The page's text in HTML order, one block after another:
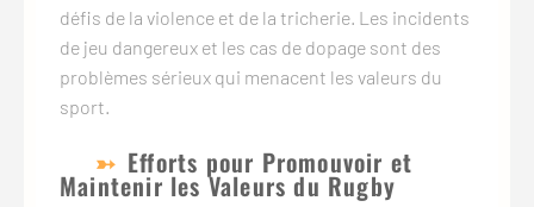
défis de la violence et de la tricherie. Les incidents
de jeu dangereux et les cas de dopage sont des
problèmes sérieux qui menacent les valeurs du
sport.
Efforts pour Promouvoir et
Maintenir les Valeurs du Rugby